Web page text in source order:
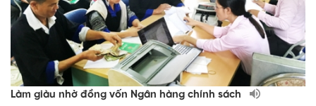
Làm giàu nhờ đồng vốn Ngân hàng chính sách